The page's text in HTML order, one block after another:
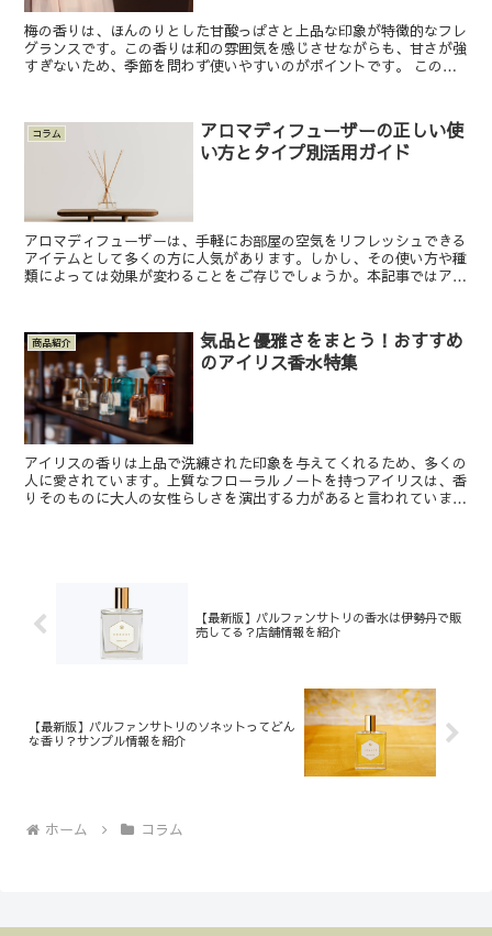
梅の香りは、ほんのりとした甘酸っぱさと上品な印象が特徴的なフレ
グランスです。この香りは和の雰囲気を感じさせながらも、甘さが強
すぎないため、季節を問わず使いやすいのがポイントです。 この記
コラム
アロマディフューザーの正しい使
い方とタイプ別活用ガイド
アロマディフューザーは、手軽にお部屋の空気をリフレッシュできる
アイテムとして多くの方に人気があります。しかし、その使い方や種
類によっては効果が変わることをご存じでしょうか。本記事ではアロ
商品紹介
気品と優雅さをまとう！おすすめ
のアイリス香水特集
アイリスの香りは上品で洗練された印象を与えてくれるため、多くの
人に愛されています。上質なフローラルノートを持つアイリスは、香
りそのものに大人の女性らしさを演出する力があると言われていま
【最新版】パルファンサトリの香水は伊勢丹で販
売してる？店舗情報を紹介
【最新版】パルファンサトリのソネットってどん
な香り？サンプル情報を紹介
ホーム コラム